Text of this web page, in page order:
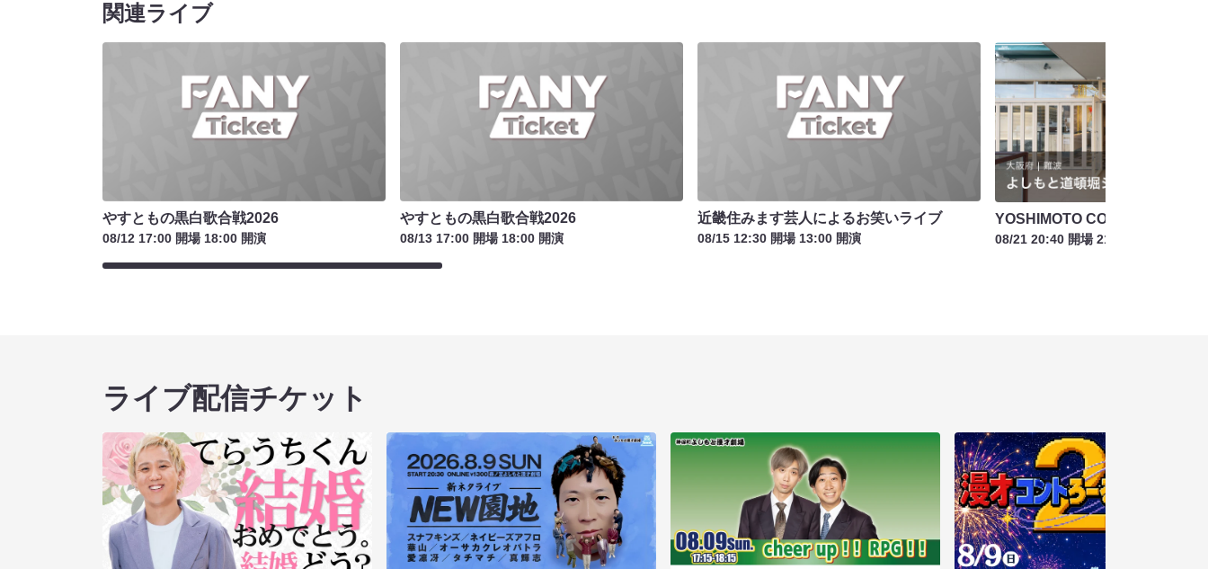
関連ライブ
やすともの黒白歌合戦2026
08/12 17:00 開場 18:00 開演
やすともの黒白歌合戦2026
08/13 17:00 開場 18:00 開演
近畿住みます芸人によるお笑いライブ
08/15 12:30 開場 13:00 開演
YOSHIMOTO COMEDY NIGHT
08/21 20:40 開場 21:00 開演
ライブ配信チケット